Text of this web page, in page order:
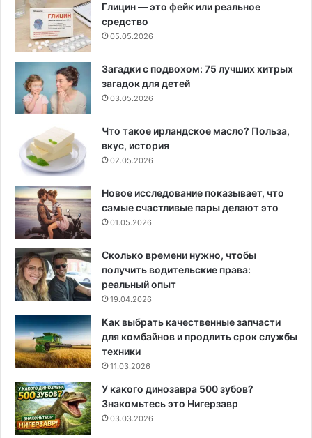
Глицин — это фейк или реальное
средство
05.05.2026
Загадки с подвохом: 75 лучших хитрых
загадок для детей
03.05.2026
Что такое ирландское масло? Польза,
вкус, история
02.05.2026
Новое исследование показывает, что
самые счастливые пары делают это
01.05.2026
Сколько времени нужно, чтобы
получить водительские права:
реальный опыт
19.04.2026
Как выбрать качественные запчасти
для комбайнов и продлить срок службы
техники
11.03.2026
У какого динозавра 500 зубов?
Знакомьтесь это Нигерзавр
03.03.2026